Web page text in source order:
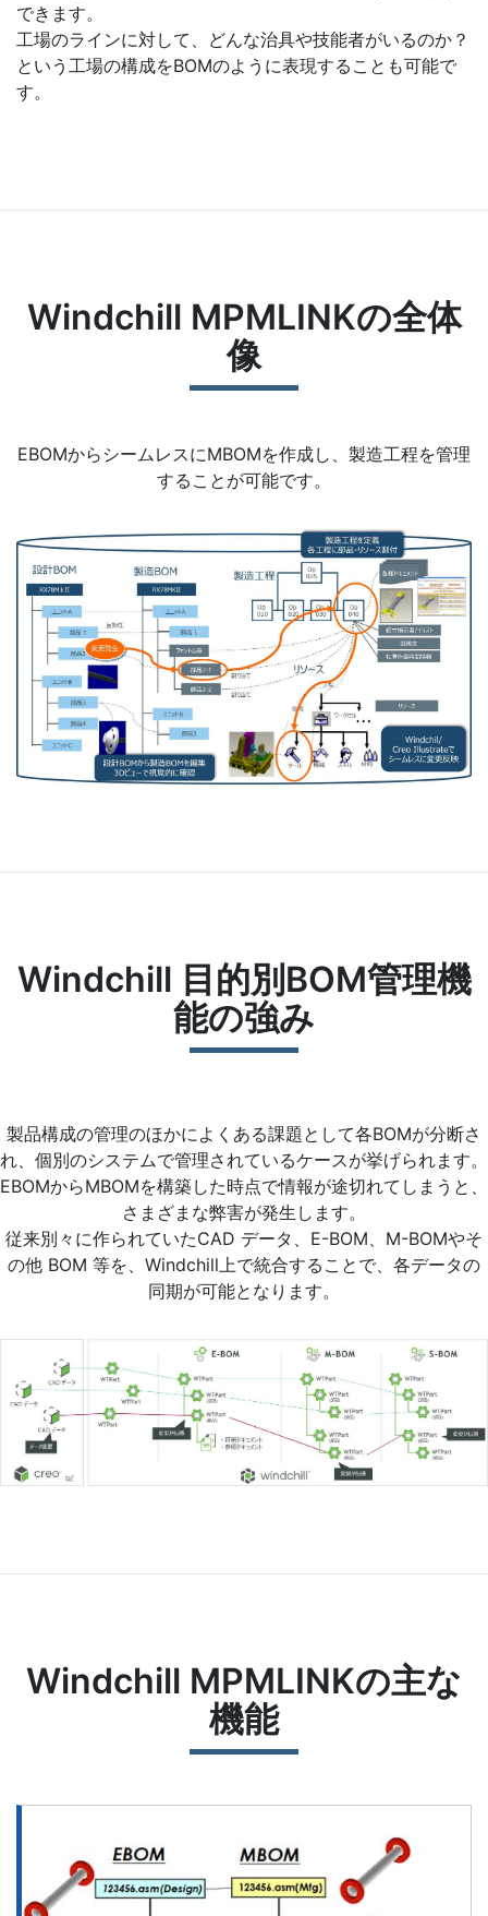
できます。
工場のラインに対して、どんな治具や技能者がいるのか？
という工場の構成をBOMのように表現することも可能で
す。
Windchill MPMLINKの全体
像
EBOMからシームレスにMBOMを作成し、製造工程を管理
することが可能です。
Windchill 目的別BOM管理機
能の強み
製品構成の管理のほかによくある課題として各BOMが分断さ
れ、個別のシステムで管理されているケースが挙げられます。
EBOMからMBOMを構築した時点で情報が途切れてしまうと、
さまざまな弊害が発生します。
従来別々に作られていたCAD データ、E-BOM、M-BOMやそ
の他 BOM 等を、Windchill上で統合することで、各データの
同期が可能となります。
Windchill MPMLINKの主な
機能